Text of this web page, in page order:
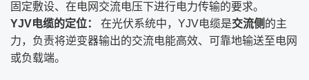
固定敷设、在电网交流电压下进行电力传输的要求。
YJV电缆的定位：
​ 在光伏系统中，YJV电缆是交流侧 的主
力，负责将逆变器输出的交流电能高效、可靠地输送至电网
或负载端。